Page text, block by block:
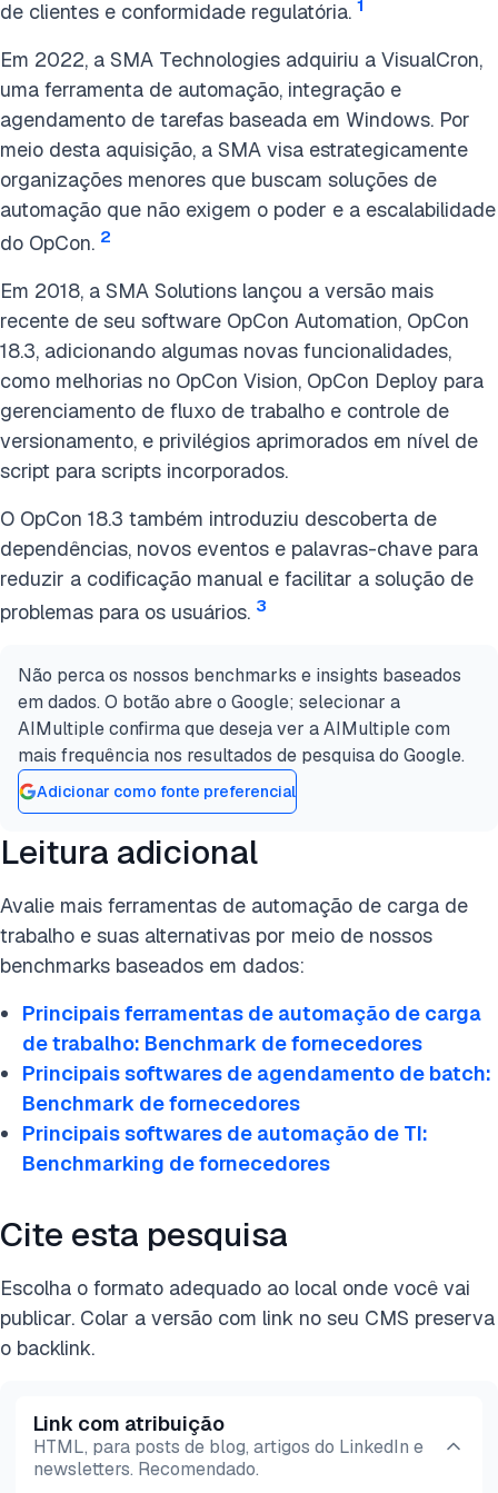
de clientes e conformidade regulatória. 1
Em 2022, a SMA Technologies adquiriu a VisualCron,
uma ferramenta de automação, integração e
agendamento de tarefas baseada em Windows. Por
meio desta aquisição, a SMA visa estrategicamente
organizações menores que buscam soluções de
automação que não exigem o poder e a escalabilidade
do OpCon. 2
Em 2018, a SMA Solutions lançou a versão mais
recente de seu software OpCon Automation, OpCon
18.3, adicionando algumas novas funcionalidades,
como melhorias no OpCon Vision, OpCon Deploy para
gerenciamento de fluxo de trabalho e controle de
versionamento, e privilégios aprimorados em nível de
script para scripts incorporados.
O OpCon 18.3 também introduziu descoberta de
dependências, novos eventos e palavras-chave para
reduzir a codificação manual e facilitar a solução de
problemas para os usuários. 3
Não perca os nossos benchmarks e insights baseados
em dados. O botão abre o Google; selecionar a
AIMultiple confirma que deseja ver a AIMultiple com
mais frequência nos resultados de pesquisa do Google.
Adicionar como fonte preferencial
Leitura adicional
Avalie mais ferramentas de automação de carga de
trabalho e suas alternativas por meio de nossos
benchmarks baseados em dados:
Principais ferramentas de automação de carga
de trabalho: Benchmark de fornecedores
Principais softwares de agendamento de batch:
Benchmark de fornecedores
Principais softwares de automação de TI:
Benchmarking de fornecedores
Cite esta pesquisa
Escolha o formato adequado ao local onde você vai
publicar. Colar a versão com link no seu CMS preserva
o backlink.
Link com atribuição
HTML, para posts de blog, artigos do LinkedIn e
newsletters. Recomendado.